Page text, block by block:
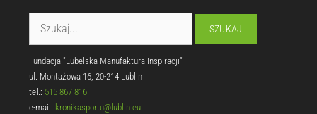
Fundacja "Lubelska Manufaktura Inspiracji"
ul. Montażowa 16, 20-214 Lublin
tel.: 515 867 816
e-mail: kronikasportu@lublin.eu